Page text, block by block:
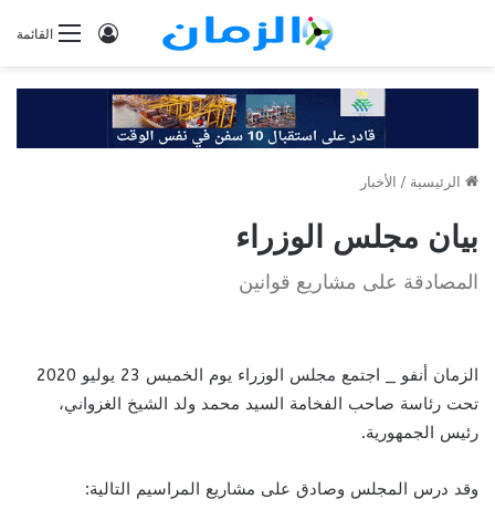
القائمةتسجيل
الرئيسية / الأخبار
بيان مجلس الوزراء
المصادقة على مشاريع قوانين
الزمان أنفو _ اجتمع مجلس الوزراء يوم الخميس 23 يوليو 2020
تحت رئاسة صاحب الفخامة السيد محمد ولد الشيخ الغزواني،
رئيس الجمهورية.
وقد درس المجلس وصادق على مشاريع المراسيم التالية: